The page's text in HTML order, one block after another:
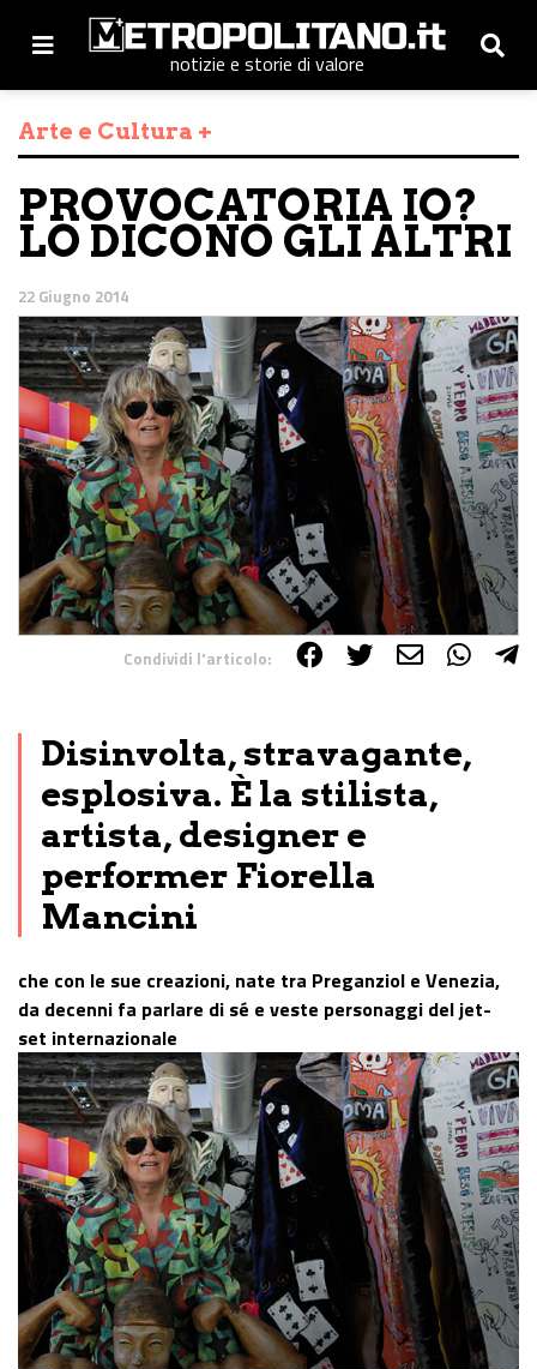
notizie e storie di valore
Arte e Cultura +
PROVOCATORIA IO?
LO DICONO GLI ALTRI
22 Giugno 2014
Condividi l'articolo:
Disinvolta, stravagante,
esplosiva. È la stilista,
artista, designer e
performer Fiorella
Mancini
che con le sue creazioni, nate tra Preganziol e Venezia,
da decenni fa parlare di sé e veste personaggi del jet-
set internazionale